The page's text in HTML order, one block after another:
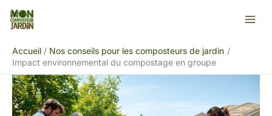
Aller
Accueil
Nos conseils pour les composteurs de jardin
Impact environnemental du compostage en groupe
Rechercher